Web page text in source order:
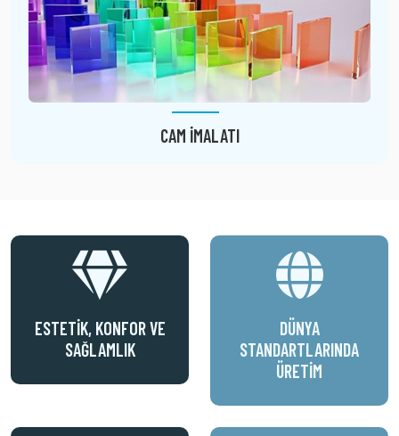
CAM İMALATI
ESTETIK, KONFOR VE
SAĞLAMLIK
DÜNYA
STANDARTLARINDA
ÜRETIM